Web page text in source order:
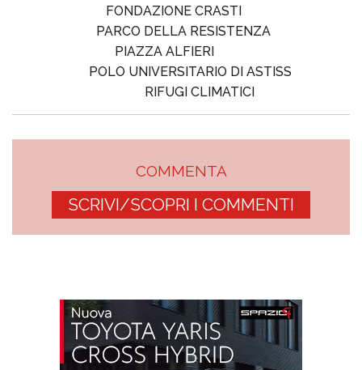
FONDAZIONE CRASTI
PARCO DELLA RESISTENZA
PIAZZA ALFIERI
POLO UNIVERSITARIO DI ASTISS
RIFUGI CLIMATICI
COMMENTA
SCRIVI/SCOPRI I COMMENTI